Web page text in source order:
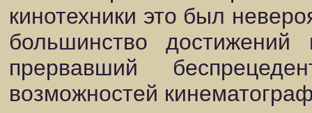
кинотехники это был
большинство
прервавший
возможностей